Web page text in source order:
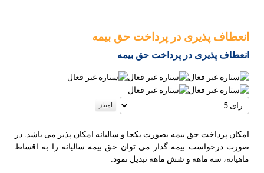
انعطاف پذیری در پرداخت حق بیمه
انعطاف پذیری در پرداخت حق بیمه
لطفا
رای
امکان پرداخت حق بیمه بصورت یکجا و سالیانه امکان پذیر می باشد. در
صورت درخواست بیمه گذار می توان حق بیمه سالیانه را به اقساط
ماهیانه، سه ماهه و شش ماهه تبدیل نمود.